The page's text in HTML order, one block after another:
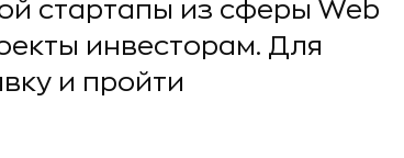
стартапы из сферы Web
инвесторам. Для
и пройти